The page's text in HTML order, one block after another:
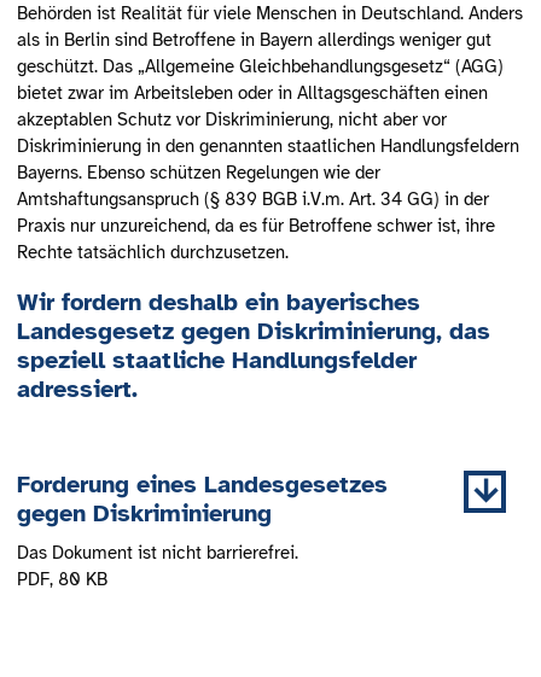
Behörden ist Realität für viele Menschen in Deutschland. Anders
als in Berlin sind Betroffene in Bayern allerdings weniger gut
geschützt. Das „Allgemeine Gleichbehandlungsgesetz“ (AGG)
bietet zwar im Arbeitsleben oder in Alltagsgeschäften einen
akzeptablen Schutz vor Diskriminierung, nicht aber vor
Diskriminierung in den genannten staatlichen Handlungsfeldern
Bayerns. Ebenso schützen Regelungen wie der
Amtshaftungsanspruch (§ 839 BGB i.V.m. Art. 34 GG) in der
Praxis nur unzureichend, da es für Betroffene schwer ist, ihre
Rechte tatsächlich durchzusetzen.
Wir fordern deshalb ein bayerisches
Landesgesetz gegen Diskriminierung, das
speziell staatliche Handlungsfelder
adressiert.
Forderung eines Landesgesetzes
gegen Diskriminierung
Das Dokument ist nicht barrierefrei.
PDF, 80 KB